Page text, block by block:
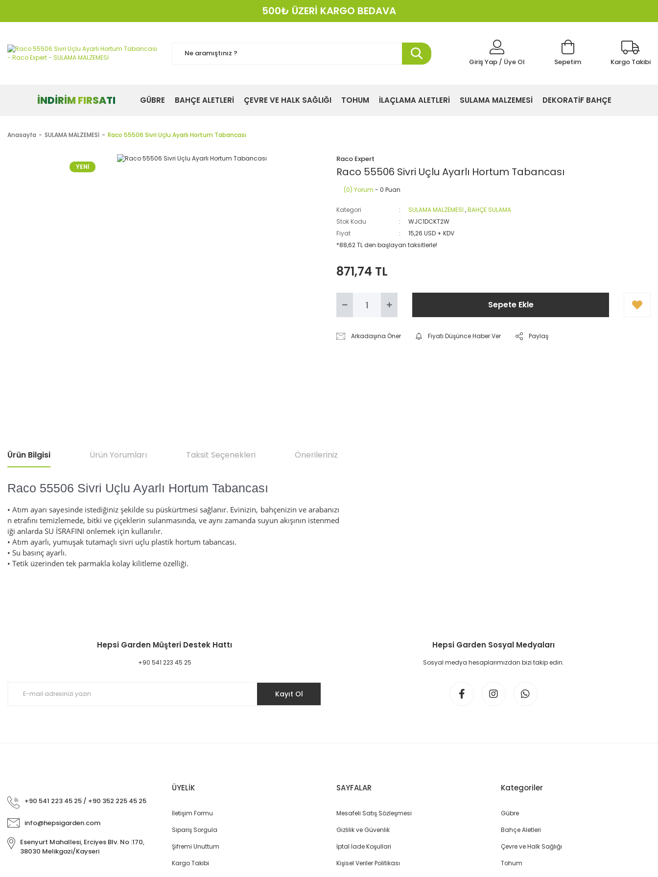
500₺ ÜZERİ KARGO BEDAVA
Giriş Yap / Üye Ol Sepetim Kargo Takibi
İNDİRİM FIRSATI GÜBRE BAHÇE ALETLERİ ÇEVRE VE HALK SAĞLIĞI TOHUM İLAÇLAMA ALETLERİ SULAMA MALZEMESİ DEKORATİF BAHÇE
Anasayfa SULAMA MALZEMESİ Raco 55506 Sivri Uçlu Ayarlı Hortum Tabancası
YENİ
Raco Expert
Raco 55506 Sivri Uçlu Ayarlı Hortum Tabancası
(0) Yorum - 0 Puan
Kategori SULAMA MALZEMESİ ,BAHÇE SULAMA
Stok Kodu
WJC1DCKT2W
Fiyat
15,26 USD + KDV
*88,62 TL den başlayan taksitlerle!
871,74 TL
Sepete Ekle
Arkadaşına Öner Fiyatı Düşünce Haber Ver Paylaş
Ürün Bilgisi Ürün Yorumları Taksit Seçenekleri Önerileriniz
Raco 55506 Sivri Uçlu Ayarlı Hortum Tabancası
• Atım ayarı sayesinde istediğiniz şekilde su püskürtmesi sağlanır. Evinizin, bahçenizin ve arabanızı
n etrafını temizlemede, bitki ve çiçeklerin sulanmasında, ve aynı zamanda suyun akışının istenmed
iği anlarda SU İSRAFINI önlemek için kullanılır.
• Atım ayarlı, yumuşak tutamaçlı sivri uçlu plastik hortum tabancası.
• Su basınç ayarlı.
• Tetik üzerinden tek parmakla kolay kilitleme özelliği.
Ürün resmi kalitesiz, bozuk veya görüntülenemiyor.
Ürün açıklamasında eksik bilgiler bulunuyor.
Hepsi Garden Müşteri Destek Hattı
+90 541 223 45 25
Kayıt Ol
Hepsi Garden Sosyal Medyaları
Sosyal medya hesaplarımızdan bizi takip edin.
+90 541 223 45 25 / +90 352 225 45 25
info@hepsigarden.com
Esenyurt Mahallesi, Erciyes Blv. No :170,
38030 Melikgazi/Kayseri
ÜYELİK
İletişim Formu
Sipariş Sorgula
Şifremi Unuttum
Kargo Takibi
SAYFALAR
Mesafeli Satış Sözleşmesi
Gizlilik ve Güvenlik
İptal İade Koşullari
Kişisel Veriler Politikası
Kategoriler
Gübre
Bahçe Aletleri
Çevre ve Halk Sağlığı
Tohum